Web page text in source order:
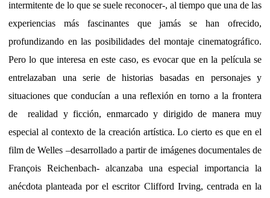
intermitente de lo que se suele reconocer-, al tiempo que una de las
experiencias más fascinantes que jamás se han ofrecido,
profundizando en las posibilidades del montaje cinematográfico.
Pero lo que interesa en este caso, es evocar que en la película se
entrelazaban una serie de historias basadas en personajes y
situaciones que conducían a una reflexión en torno a la frontera
de
realidad y ficción, enmarcado y dirigido de manera muy
especial al contexto de la creación artística. Lo cierto es que en el
film de Welles –desarrollado a partir de imágenes documentales de
François Reichenbach- alcanzaba una especial importancia la
anécdota planteada por el escritor Clifford Irving, centrada en la